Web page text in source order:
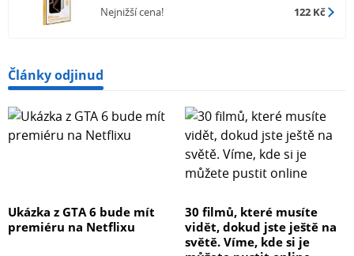
Nejnižší cena! 122 Kč
Články odjinud
Ukázka z GTA 6 bude mít
premiéru na Netflixu
30 filmů, které musíte
vidět, dokud jste ještě na
světě. Víme, kde si je